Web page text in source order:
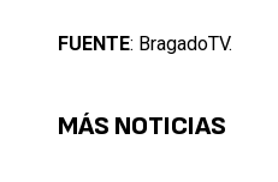
FUENTE: BragadoTV.
MÁS NOTICIAS